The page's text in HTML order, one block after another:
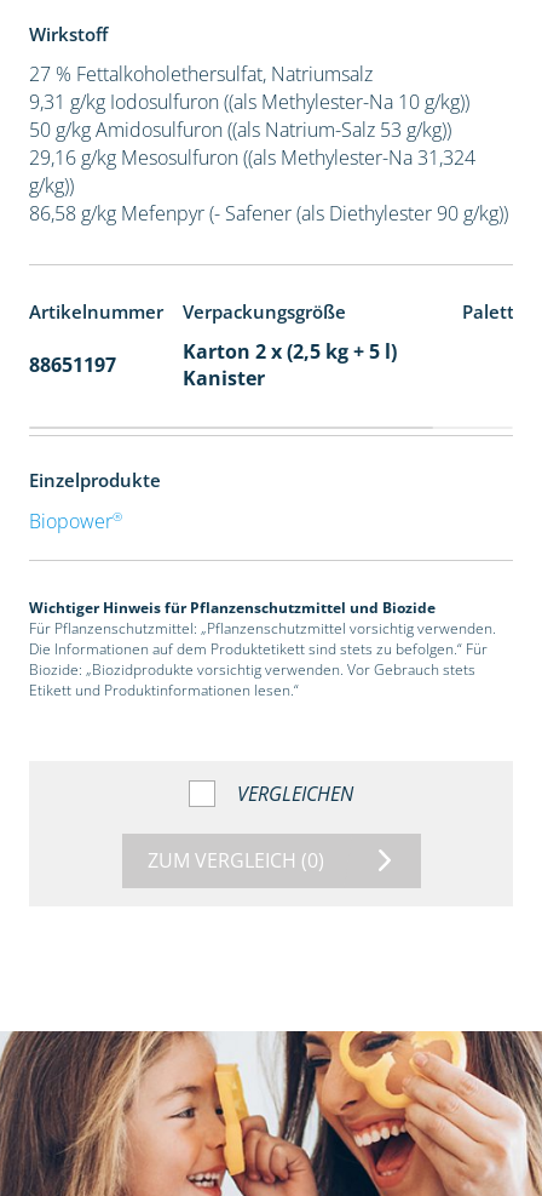
Wirkstoff
27 % Fettalkoholethersulfat, Natriumsalz
9,31 g/kg Iodosulfuron ((als Methylester-Na 10 g/kg))
50 g/kg Amidosulfuron ((als Natrium-Salz 53 g/kg))
29,16 g/kg Mesosulfuron ((als Methylester-Na 31,324
g/kg))
86,58 g/kg Mefenpyr (- Safener (als Diethylester 90 g/kg))
Artikelnummer Verpackungsgröße
88651197
Karton 2 x (2,5 kg + 5 l)
Kanister
Einzelprodukte
Biopower®
Wichtiger Hinweis für Pflanzenschutzmittel und Biozide
Für Pflanzenschutzmittel: „Pflanzenschutzmittel vorsichtig verwenden.
Die Informationen auf dem Produktetikett sind stets zu befolgen.“ Für
Biozide: „Biozidprodukte vorsichtig verwenden. Vor Gebrauch stets
Etikett und Produktinformationen lesen.“
VERGLEICHEN
ZUM VERGLEICH (0)